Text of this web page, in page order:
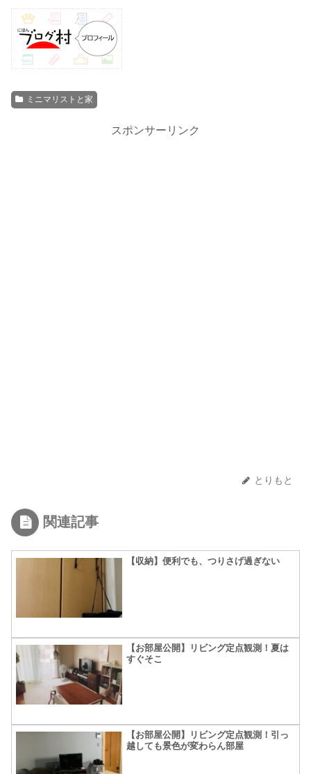
ミニマリストと家
スポンサーリンク
とりもと
関連記事
【収納】便利でも、つりさげ過ぎない
【お部屋公開】リビング定点観測！夏は
すぐそこ
【お部屋公開】リビング定点観測！引っ
越しても景色が変わらん部屋